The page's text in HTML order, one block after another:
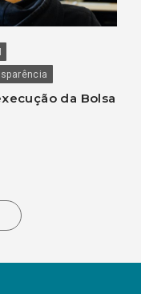
da Bolsa